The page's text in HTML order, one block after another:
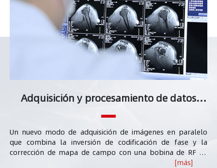
Adquisición y procesamiento de datos
avanzados
Un nuevo modo de adquisición de imágenes en paralelo
que combina la inversión de codificación de fase y la
corrección de mapa de campo con una bobina de RF de
canal alto puede eliminar la distorsión geométrica causada
[más]